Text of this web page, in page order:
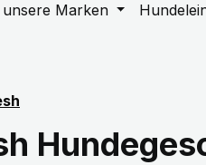
Marken